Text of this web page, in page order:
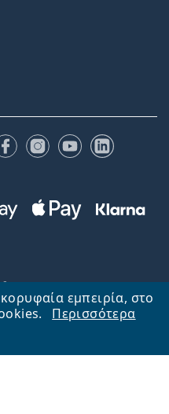
εμπειρία, στο
Περισσότερα
FacebookInstagram
YouTubeLinkedIn